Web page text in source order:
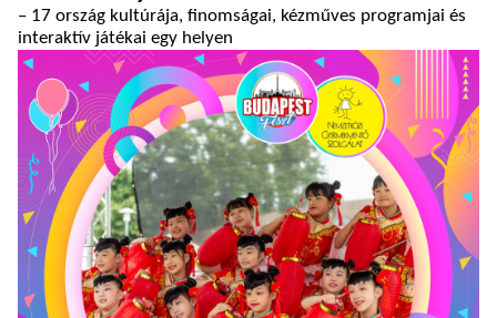
– 17 ország kultúrája, finomságai, kézműves programjai és
interaktív játékai egy helyen